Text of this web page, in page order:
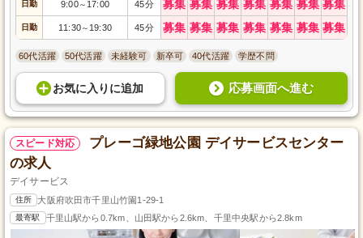
日勤 9:00～ 17:00 45分 募集 募集 募集 募集 募集 募集 募集
日勤 11:30～ 19:30 45分 募集 募集 募集 募集 募集 募集 募集
60代活躍 50代活躍 未経験可 新卒可 40代活躍 学歴不問
お気に入り に追加 応募画面へ進む
スピード対応
プレーゴ緑地公園 デイサービスセンター
の求人
デイサービス
住所 大阪府吹田市千里山竹園1-29-1
最寄駅 千里山駅から0.7km、山田駅から2.6km、千里中央駅から2.8km